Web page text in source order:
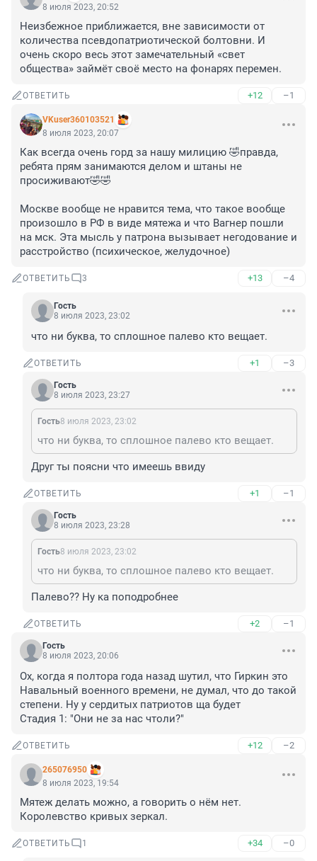
8 июля 2023, 20:52
Неизбежное приближается, вне зависимости от
количества псевдопатриотической болтовни. И
очень скоро весь этот замечательный «свет
общества» займёт своё место на фонарях перемен.
ОТВЕТИТЬ +12 –1
VKuser360103521
8 июля 2023, 20:07
Как всегда очень горд за нашу милицию 🤣правда,
ребята прям занимаются делом и штаны не
просиживают🤣🤣
Москве вообще не нравится тема, что такое вообще
произошло в РФ в виде мятежа и что Вагнер пошли
на мск. Эта мысль у патрона вызывает негодование и
расстройство (психическое, желудочное)
ОТВЕТИТЬ 3 +13 –4
Гость
8 июля 2023, 23:02
что ни буква, то сплошное палево кто вещает.
ОТВЕТИТЬ +1 –3
Гость
8 июля 2023, 23:27
Гость8 июля 2023, 23:02
что ни буква, то сплошное палево кто вещает.
Друг ты поясни что имеешь ввиду
ОТВЕТИТЬ +1 –1
Гость
8 июля 2023, 23:28
Гость8 июля 2023, 23:02
что ни буква, то сплошное палево кто вещает.
Палево?? Ну ка поподробнее
ОТВЕТИТЬ +2 –1
Гость
8 июля 2023, 20:06
Ох, когда я полтора года назад шутил, что Гиркин это
Навальный военного времени, не думал, что до такой
степени. Ну у сердитых патриотов ща будет
Стадия 1: "Они не за нас чтоли?"
ОТВЕТИТЬ +12 –2
265076950
8 июля 2023, 19:54
Мятеж делать можно, а говорить о нём нет.
Королевство кривых зеркал.
ОТВЕТИТЬ 1 +34 –0